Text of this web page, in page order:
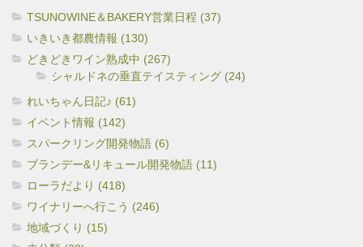
TSUNOWINE＆BAKERY営業日程 (37)
いきいき都農情報 (130)
どきどきワイン熟成中 (267)
シャルドネの垂直テイスティング (24)
れいちゃん日記♪ (61)
イベント情報 (142)
スパークリング開発物語 (6)
ブランデー&リキュール開発物語 (11)
ローラだより (418)
ワイナリーへ行こう (246)
地域づくり (15)